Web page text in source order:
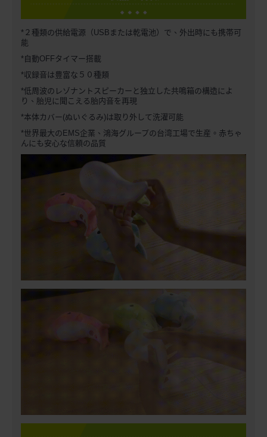
*２種類の供給電源（USBまたは乾電池）で、外出時にも携帯可
能
*自動OFFタイマー搭載
*収録音は豊富な５０種類
*低周波のレゾナントスピーカーと独立した共鳴箱の構造によ
り、胎児に聞こえる胎内音を再現
*本体カバー(ぬいぐるみ)は取り外して洗濯可能
*世界最大のEMS企業、鴻海グループの台湾工場で生産。赤ちゃ
んにも安心な信頼の品質